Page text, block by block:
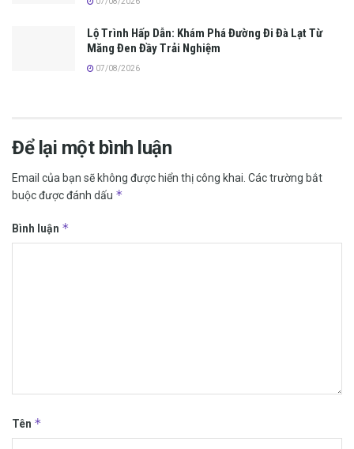
Lộ Trình Hấp Dẫn: Khám Phá Đường Đi Đà Lạt Từ
Măng Đen Đầy Trải Nghiệm
07/08/2026
Để lại một bình luận
Email của bạn sẽ không được hiển thị công khai. Các trường bắt
buộc được đánh dấu *
Bình luận *
Tên *